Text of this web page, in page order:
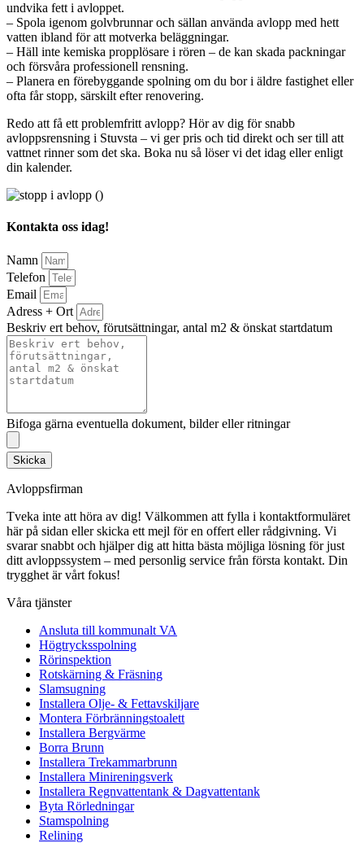
undvika fett i avloppet.
– Spola igenom golvbrunnar och sällan använda avlopp med hett
vatten ibland för att motverka beläggningar.
– Häll inte kemiska propplösare i rören – de kan skada packningar
och försvåra professionell rensning.
– Planera en förebyggande spolning om du bor i äldre fastighet eller
ofta får stopp, särskilt efter renovering.
Redo att få ett problemfritt avlopp? Hör av dig för snabb
avloppsrensning i Stuvsta – vi ger pris och tid direkt och ser till att
vattnet rinner som det ska. Boka nu så löser vi det idag eller enligt
din kalender.
Kontakta oss idag!
Namn
Telefon
Email
Adress + Ort
Beskriv ert behov, förutsättningar, antal m2 & önskat startdatum
Bifoga gärna eventuella dokument, bilder eller ritningar
Skicka
Avloppsfirman
Tveka inte att höra av dig! Välkommen att fylla i kontaktformuläret
här på sidan eller skicka ett mejl för en offert eller rådgivning. Vi
svarar snabbt och hjälper dig att hitta bästa möjliga lösning för just
ditt avloppssystem – med personlig service från första kontakt. Din
trygghet är vårt fokus!
Våra tjänster
Ansluta till kommunalt VA
Högtrycksspolning
Rörinspektion
Rotskärning & Fräsning
Slamsugning
Installera Olje- & Fettavskiljare
Montera Förbränningstoalett
Installera Bergvärme
Borra Brunn
Installera Trekammarbrunn
Installera Minireningsverk
Installera Regnvattentank & Dagvattentank
Byta Rörledningar
Stamspolning
Relining